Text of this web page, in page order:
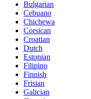
Bulgarian
Cebuano
Chichewa
Corsican
Croatian
Dutch
Estonian
Filipino
Finnish
Frisian
Galician